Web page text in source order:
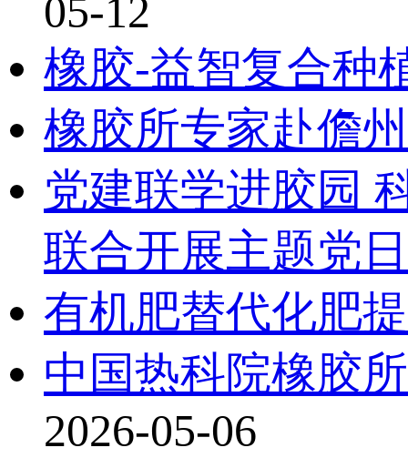
05-12
橡胶-益智复合种
橡胶所专家赴儋
党建联学进胶园
联合开展主题党
有机肥替代化肥
中国热科院橡胶
2026-05-06